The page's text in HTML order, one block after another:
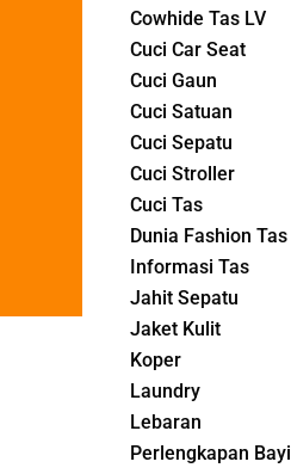
Cowhide Tas LV
Cuci Car Seat
Cuci Gaun
Cuci Satuan
Cuci Sepatu
Cuci Stroller
Cuci Tas
Dunia Fashion Tas
Informasi Tas
Jahit Sepatu
Jaket Kulit
Koper
Laundry
Lebaran
Perlengkapan Bayi